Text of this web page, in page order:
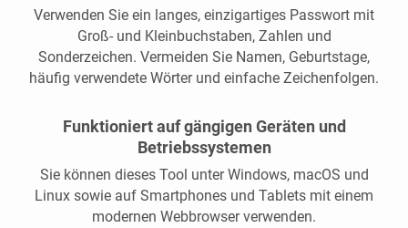
Verwenden Sie ein langes, einzigartiges Passwort mit
Groß- und Kleinbuchstaben, Zahlen und
Sonderzeichen. Vermeiden Sie Namen, Geburtstage,
häufig verwendete Wörter und einfache Zeichenfolgen.
Funktioniert auf gängigen Geräten und
Betriebssystemen
Sie können dieses Tool unter Windows, macOS und
Linux sowie auf Smartphones und Tablets mit einem
modernen Webbrowser verwenden.